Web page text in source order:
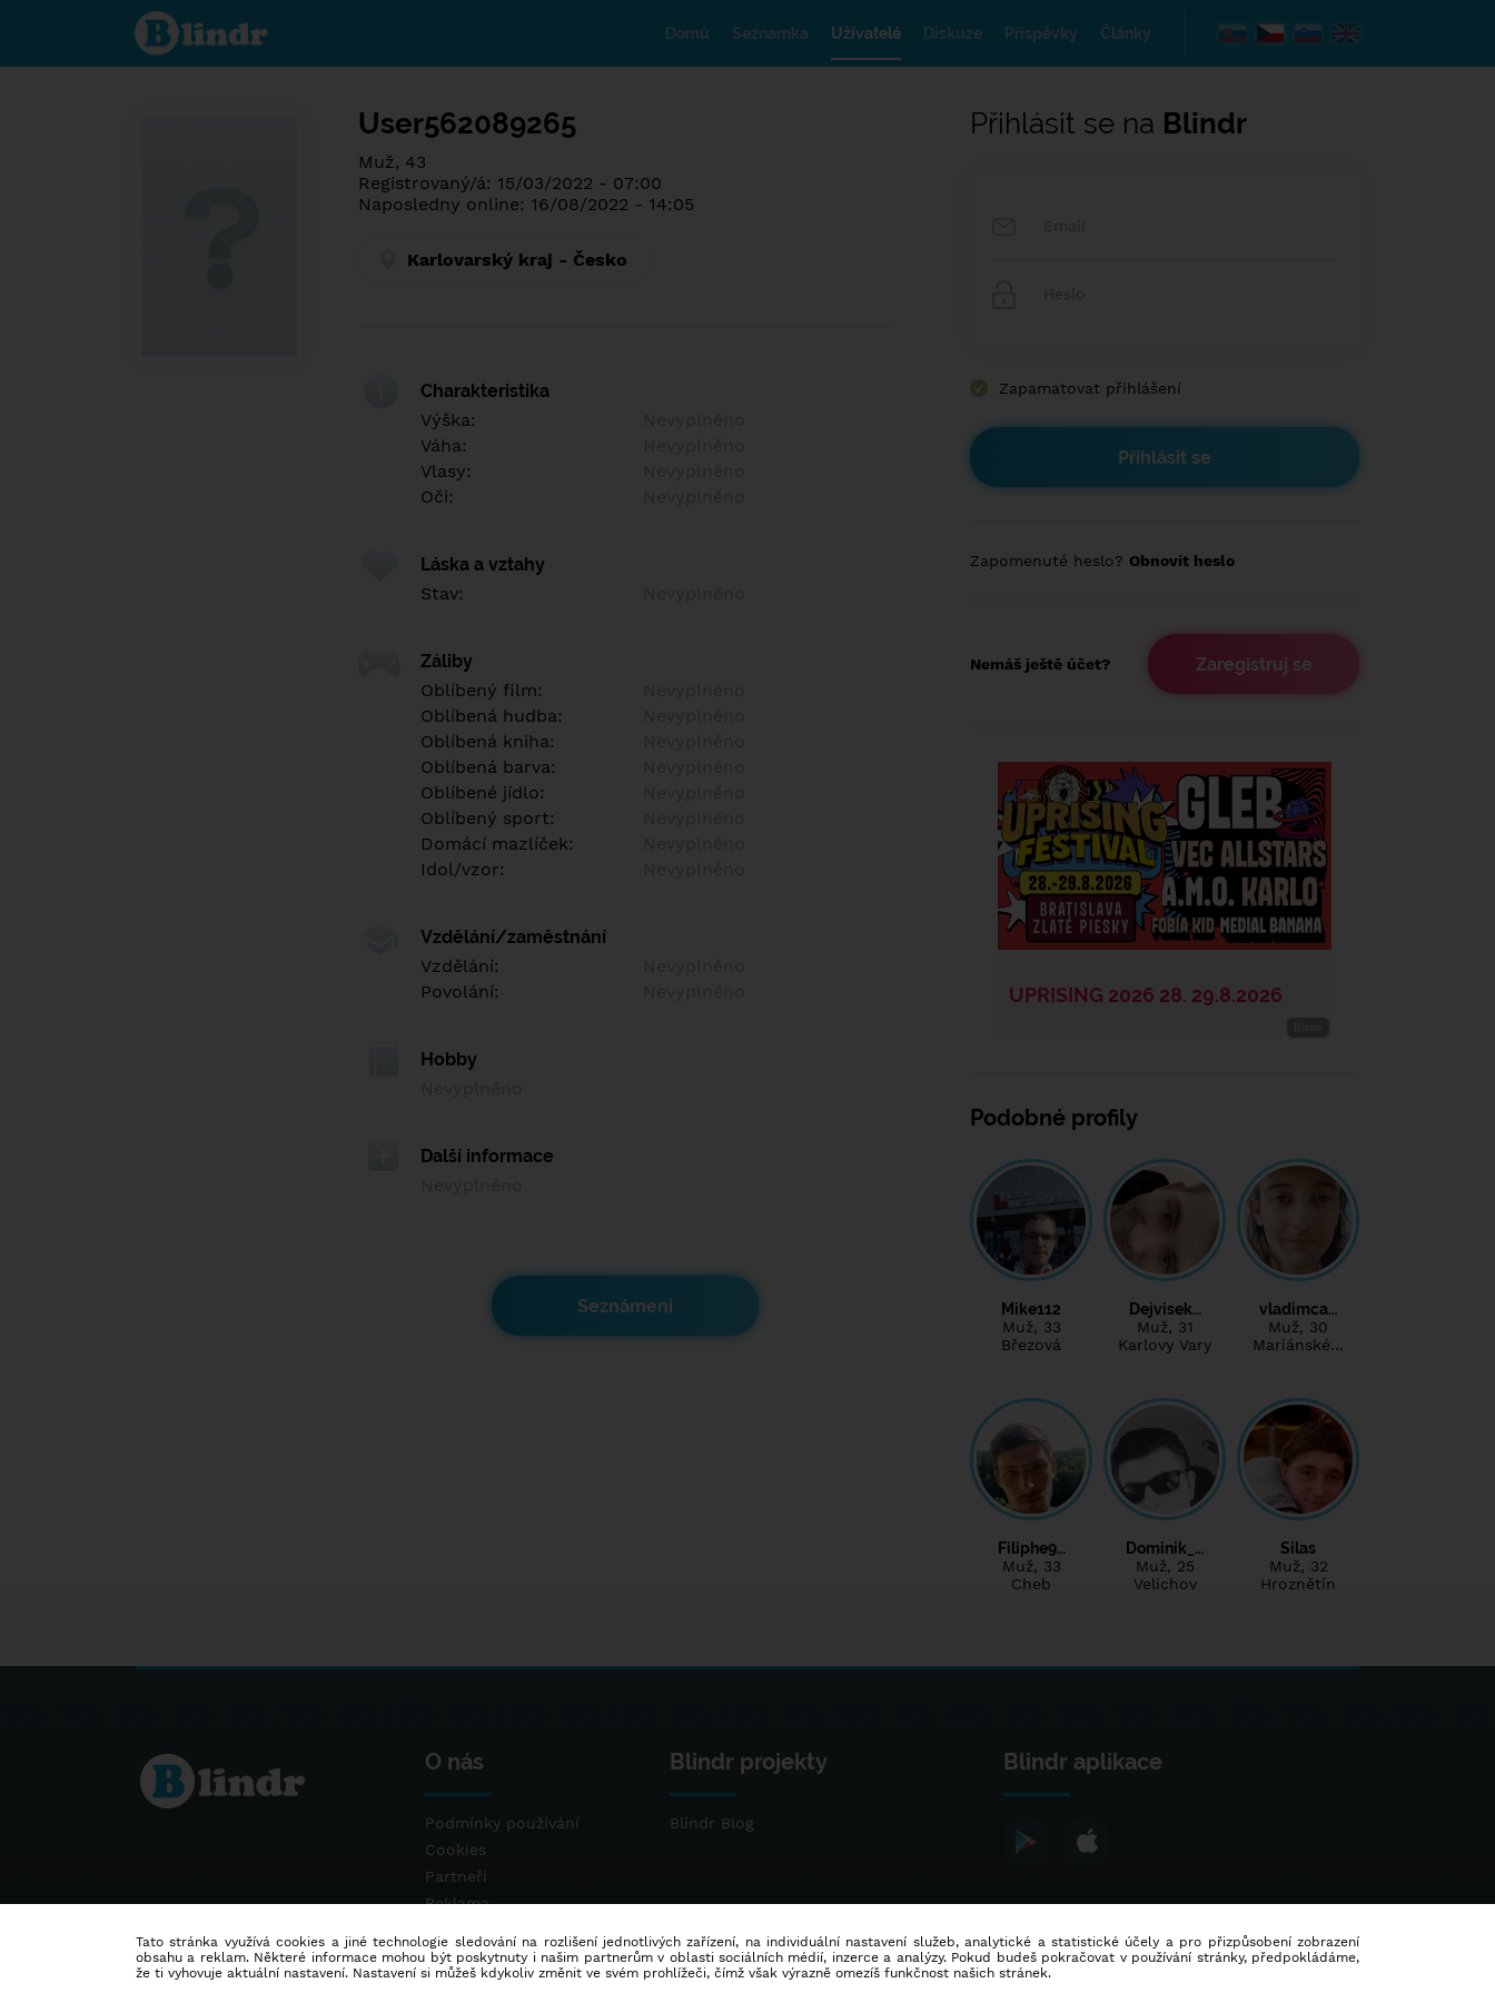
Poznej co je
pod maskou.
Seznamovací
Domů Seznamka Uživatelé Diskuze Příspěvky Články
User562089265
Muž, 43
Registrovaný/á: 15/03/2022 - 07:00
Naposledny online: 16/08/2022 - 14:05
Karlovarský kraj - Česko
Charakteristika
Výška:
Váha:
Vlasy:
Oči:
Láska a vztahy
Stav:
Záliby
Oblíbený film:
Oblíbená hudba:
Oblíbená kniha:
Oblíbená barva:
Oblíbené jídlo:
Oblíbený sport:
Domácí mazlíček:
Idol/vzor:
Vzdělání/zaměstnání
Vzdělání:
Povolání:
Hobby
Další informace
Seznámení
Přihlásit se na Blindr
Zapamatovat přihlášení
Zapomenuté heslo? Obnovit heslo
Nemáš ještě účet? Zaregistruj se
Podobné profily
Mike112
Muž, 33
Březová
Dejvisek…
Muž, 31
Karlovy Vary
vladimca…
Muž, 30
Mariánské…
Filiphe9…
Muž, 33
Cheb
Dominik_…
Muž, 25
Velichov
Silas
Muž, 32
Hroznětín
O nás
Podmínky používání
Cookies
Partneři
Reklama
Blindr projekty
Blindr Blog
Blindr aplikace
Tato stránka využívá cookies a jiné technologie sledování na rozlišení jednotlivých zařízení, na individuální nastavení služeb, analytické a statistické účely a pro přizpůsobení zobrazení
obsahu a reklam. Některé informace mohou být poskytnuty i našim partnerům v oblasti sociálních médií, inzerce a analýzy. Pokud budeš pokračovat v používání stránky, předpokládáme,
že ti vyhovuje aktuální nastavení. Nastavení si můžeš kdykoliv změnit ve svém prohlížeči, čímž však výrazně omezíš funkčnost našich stránek.